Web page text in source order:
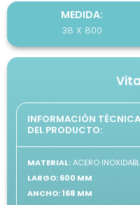
MEDIDA:
38 X 800
INFORMACIÓN TÉCNICA
DEL PRODUCTO:
MATERIAL:ACERO
LARGO: 600 MM
ANCHO: 168 MM